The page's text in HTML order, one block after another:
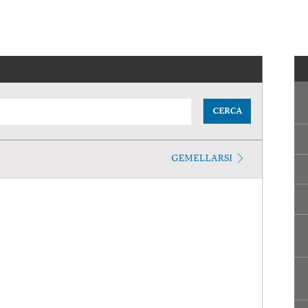
CERCA
GEMELLARSI